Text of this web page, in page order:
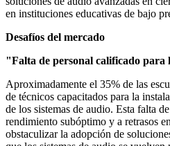
en instituciones educativas de bajo
Desafíos del mercado
"Falta de personal calificado para
Aproximadamente el 35% de las
de técnicos capacitados para la
de los sistemas de audio. Esta falta
rendimiento subóptimo y a retrasos
obstaculizar la adopción de